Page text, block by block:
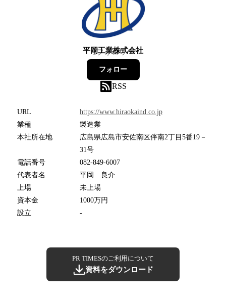
平岡工業株式会社
1フォロワー
フォロー
RSS
URL
https://www.hiraokaind.co.jp
業種
製造業
本社所在地
広島県広島市安佐南区伴南2丁目5番19－
31号
電話番号
082-849-6007
代表者名
平岡 良介
上場
未上場
資本金
1000万円
設立
-
PR TIMESのご利用について
資料をダウンロード